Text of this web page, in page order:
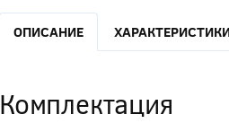
ОПИСАНИЕ
Комплектация